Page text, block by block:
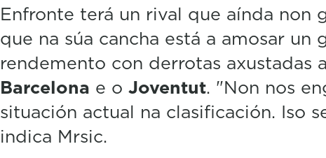
m
5
%
Enfronte terá un rival que aínda non
que na súa cancha está a amosar un
rendemento con derrotas axustadas
Barcelona e o Joventut. "Non nos
situación actual na clasificación. Iso
indica Mrsic.